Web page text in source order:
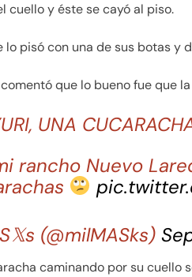
cuello y éste se cayó al piso.
pisó con una de sus botas y
que lo bueno fue que
UNA
rancho Nuevo
(@milMASks)
caminando por su cuello